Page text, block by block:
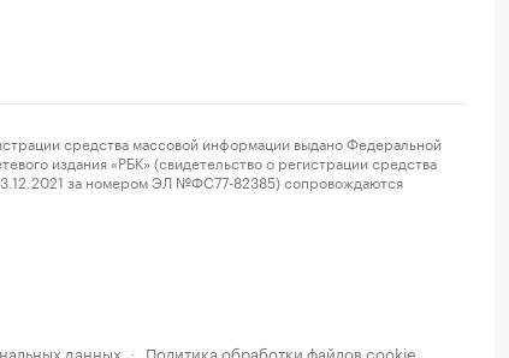
средства массовой информации выдано Федеральной
издания «РБК» (свидетельство о регистрации средства
за номером ЭЛ №ФС77-82385) сопровождаются
данных · Политика обработки файлов cookie